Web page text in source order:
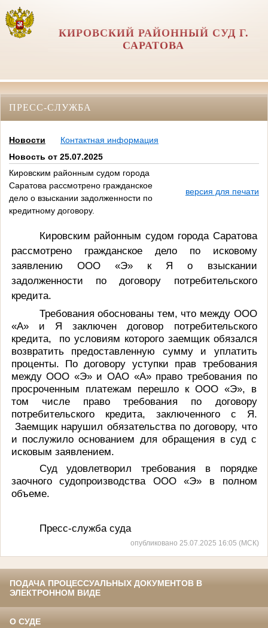
КИРОВСКИЙ РАЙОННЫЙ СУД Г.
САРАТОВА
ПРЕСС-СЛУЖБА
Новости
Контактная информация
Новость от 25.07.2025
Кировским районным судом города
Саратова рассмотрено гражданское
дело о взыскании задолженности по
кредитному договору.
версия для печати
Кировским районным судом города Саратова
рассмотрено гражданское дело по исковому
заявлению ООО «Э» к Я о взыскании
задолженности по договору потребительского
кредита.
Требования обоснованы тем, что между ООО
«А»и Я заключен договор потребительского
кредита, по условиям которого заемщик обязался
возвратить предоставленную сумму и уплатить
проценты. По договору уступки прав требования
между ООО «Э» и ОАО «А» право требования по
просроченным платежам перешло к ООО «Э», в
том числе право требования по договору
потребительского кредита, заключенного с Я.
Заемщик нарушил обязательства по договору, что
и послужило основанием для обращения в суд с
исковым заявлением.
Суд удовлетворил требования в порядке
заочного судопроизводства ООО «Э» в полном
объеме.
Пресс-служба суда
опубликовано 25.07.2025 16:05 (МСК)
ПОДАЧА ПРОЦЕССУАЛЬНЫХ ДОКУМЕНТОВ В
ЭЛЕКТРОННОМ ВИДЕ
О СУДЕ